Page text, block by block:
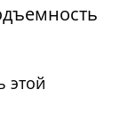
этой